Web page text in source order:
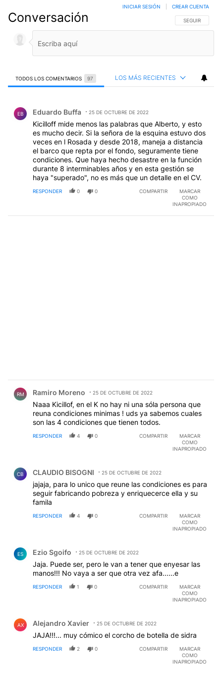
Conversación SIGA ESTA
SEGUIR
INICIAR SESIÓN CREAR CUENTA
TODOS LOS COMENTARIOS 97 LOS MÁS RECIENTES
EB Eduardo Buffa 25 DE OCTUBRE DE 2022
Kicilloff mide menos las palabras que Alberto, y esto
es mucho decir. Si la señora de la esquina estuvo dos
veces en l Rosada y desde 2018, maneja a distancia
el barco que repta por el fondo, seguramente tiene
condiciones. Que haya hecho desastre en la función
durante 8 interminables años y en esta gestión se
haya "superado", no es más que un detalle en el CV.
RESPONDER 0 0 COMPARTIR
MARCAR
COMO
INAPROPIADO
RM Ramiro Moreno 25 DE OCTUBRE DE 2022
Naaa Kicillof, en el K no hay ni una sóla persona que
reuna condiciones minimas ! uds ya sabemos cuales
son las 4 condiciones que tienen todos.
RESPONDER 4 0 COMPARTIR
MARCAR
COMO
INAPROPIADO
CB CLAUDIO BISOGNI 25 DE OCTUBRE DE 2022
jajaja, para lo unico que reune las condiciones es para
seguir fabricando pobreza y enriquecerce ella y su
famila
RESPONDER 4 0 COMPARTIR
MARCAR
COMO
INAPROPIADO
ES Ezio Sgoifo 25 DE OCTUBRE DE 2022
Jaja. Puede ser, pero le van a tener que enyesar las
manos!!! No vaya a ser que otra vez afa......e
RESPONDER 1 0 COMPARTIR
MARCAR
COMO
INAPROPIADO
AX Alejandro Xavier 25 DE OCTUBRE DE 2022
JAJA!!!... muy cómico el corcho de botella de sidra
RESPONDER 2 0 COMPARTIR
MARCAR
COMO
INAPROPIADO